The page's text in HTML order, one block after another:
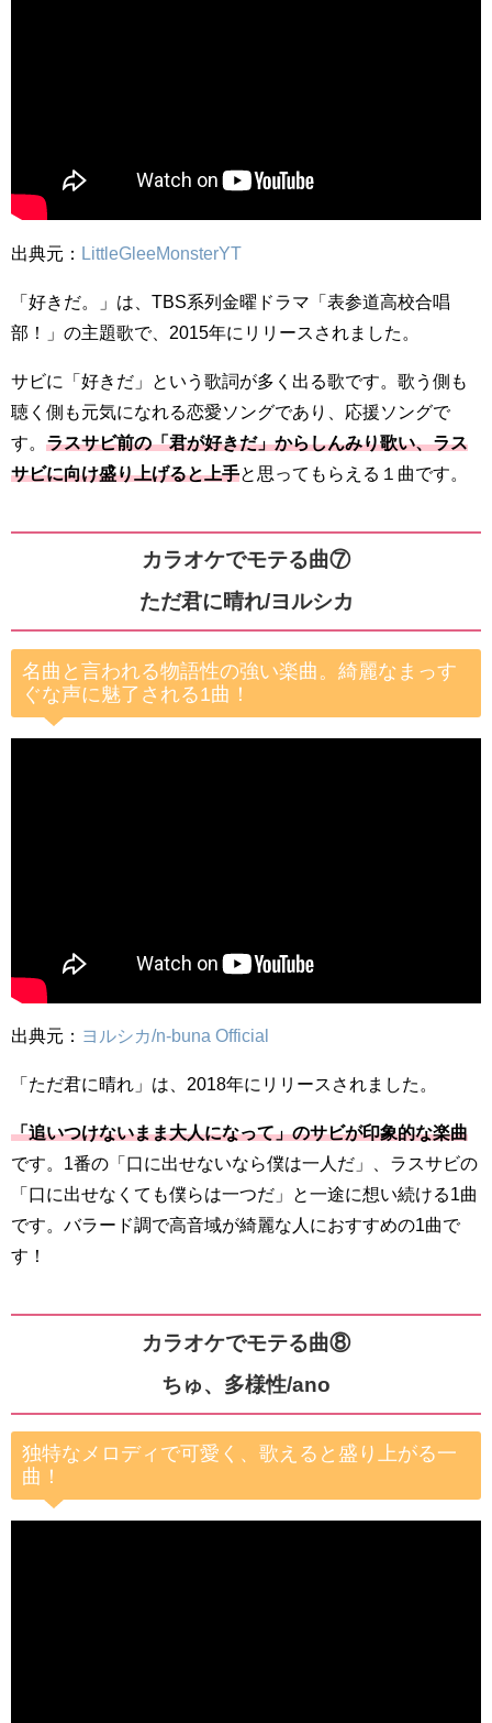
出典元： LittleGleeMonsterYT
「好きだ。」は、TBS系列金曜ドラマ「表参道高校合唱
部！」の主題歌で、2015年にリリースされました。
サビに「好きだ」という歌詞が多く出る歌です。歌う側も
聴く側も元気になれる恋愛ソングであり、応援ソングで
す。 ラスサビ前の「君が好きだ」からしんみり歌い、ラス
サビに向け盛り上げると上手と思ってもらえる１曲です。
カラオケでモテる曲⑦
ただ君に晴れ/ヨルシカ
名曲と言われる物語性の強い楽曲。綺麗なまっす
ぐな声に魅了される1曲！
出典元： ヨルシカ/n-buna Official
「ただ君に晴れ」は、2018年にリリースされました。
「追いつけないまま大人になって」のサビが印象的な楽曲
です。1番の「口に出せないなら僕は一人だ」、ラスサビの
「口に出せなくても僕らは一つだ」と一途に想い続ける1曲
です。バラード調で高音域が綺麗な人におすすめの1曲で
す！
カラオケでモテる曲⑧
ちゅ、多様性/ano
独特なメロディで可愛く、歌えると盛り上がる一
曲！